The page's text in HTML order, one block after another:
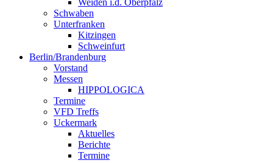
Weiden i.d. Oberpfalz
Schwaben
Unterfranken
Kitzingen
Schweinfurt
Berlin/Brandenburg
Vorstand
Messen
HIPPOLOGICA
Termine
VFD Treffs
Uckermark
Aktuelles
Berichte
Termine